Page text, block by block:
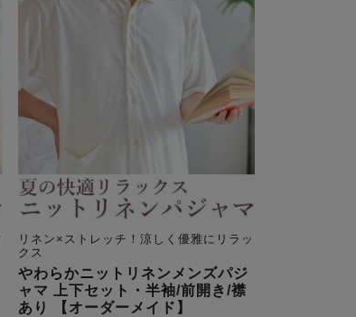
リネン×ストレッチ！涼しく優雅にリラッ
クス
やわらかニットリネンメンズパジ
ャマ 上下セット・半袖/前開き/襟
あり 【オーダーメイド】